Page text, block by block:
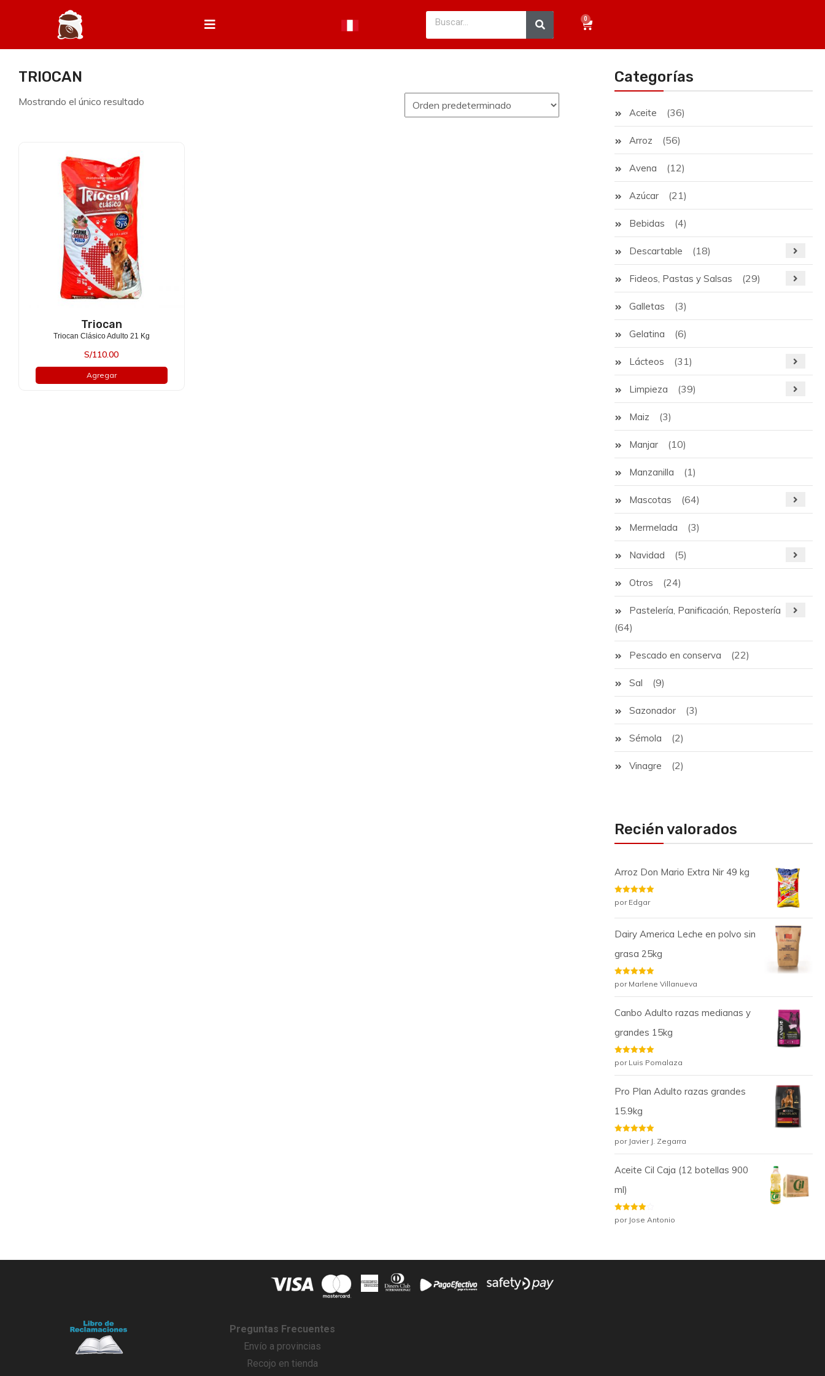
0
TRIOCAN
Mostrando el único resultado
Triocan
Triocan Clásico Adulto 21 Kg
S/110.00
Agregar
Categorías
Aceite (36)
Arroz (56)
Avena (12)
Azúcar (21)
Bebidas (4)
Descartable (18)
Fideos, Pastas y Salsas (29)
Galletas (3)
Gelatina (6)
Lácteos (31)
Limpieza (39)
Maiz (3)
Manjar (10)
Manzanilla (1)
Mascotas (64)
Mermelada (3)
Navidad (5)
Otros (24)
Pastelería, Panificación, Repostería
(64)
Pescado en conserva (22)
Sal (9)
Sazonador (3)
Sémola (2)
Vinagre (2)
Recién valorados
Arroz Don Mario Extra Nir 49 kg
Valorado
con 5de 5
por Edgar
Dairy America Leche en polvo sin
grasa 25kg
Valorado
con 5de 5
por Marlene Villanueva
Canbo Adulto razas medianas y
grandes 15kg
Valorado
con 5de 5
por Luis Pomalaza
Pro Plan Adulto razas grandes
15.9kg
Valorado
con5de 5
por Javier J. Zegarra
Aceite Cil Caja (12 botellas 900
ml)
Valorado
con4de
por Jose Antonio
Preguntas Frecuentes
Envío a provincias
Recojo en tienda